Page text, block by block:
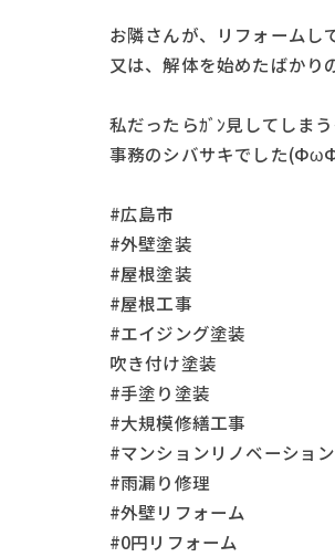
お隣さんが、リフォームし
又は、解体を始めたばかり
私だったらｶﾞﾝ見してしま
事務のシバサキでした
#広島市
#外壁塗装
#屋根塗装
#屋根工事
#エイジング塗装
吹き付け塗装
#手塗り塗装
#大規模修繕工事
#マンションリノベーション
#雨漏り修理
#外壁リフォーム
#0円リフォーム